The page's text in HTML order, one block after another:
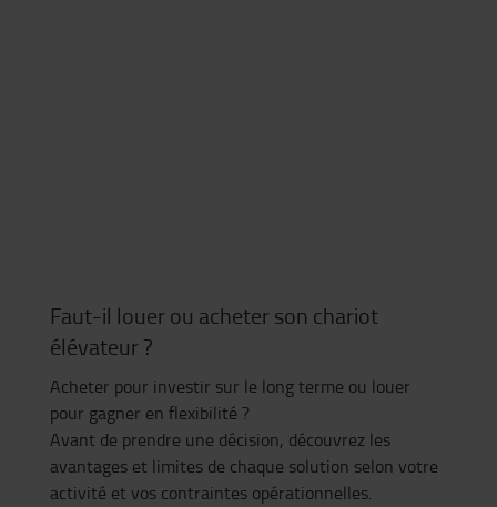
Faut-il louer ou acheter son chariot
élévateur ?
Acheter pour investir sur le long terme ou louer
pour gagner en flexibilité ?
Avant de prendre une décision, découvrez les
avantages et limites de chaque solution selon votre
activité et vos contraintes opérationnelles.